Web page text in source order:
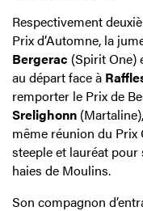
Respectivement
Prix d’Automne, la
Bergerac (Spirit One)
au départ face à
remporter le Prix de
Srelighonn
même réunion du
steeple et lauréat
haies de Moulins.
Son compagnon